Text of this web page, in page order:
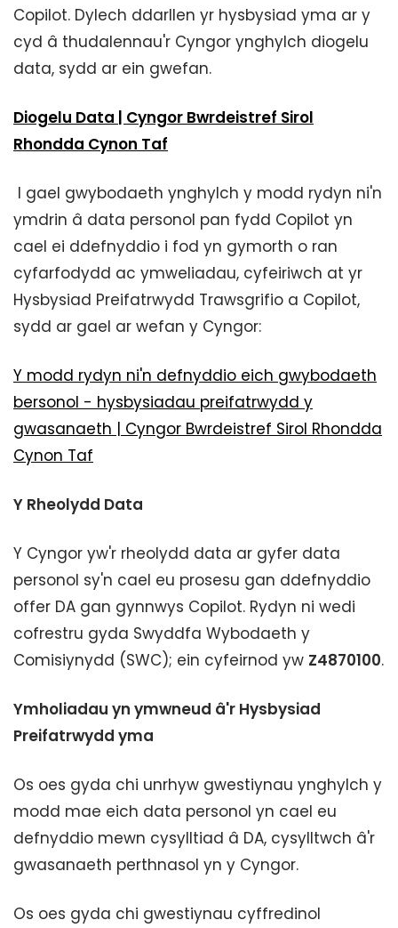
Copilot. Dylech ddarllen yr hysbysiad yma ar y
cyd â thudalennau'r Cyngor ynghylch diogelu
data, sydd ar ein gwefan.
Diogelu Data | Cyngor Bwrdeistref Sirol
Rhondda Cynon Taf
I gael gwybodaeth ynghylch y modd rydyn ni'n
ymdrin â data personol pan fydd Copilot yn
cael ei ddefnyddio i fod yn gymorth o ran
cyfarfodydd ac ymweliadau, cyfeiriwch at yr
Hysbysiad Preifatrwydd Trawsgrifio a Copilot,
sydd ar gael ar wefan y Cyngor:
Y modd rydyn ni'n defnyddio eich gwybodaeth
bersonol - hysbysiadau preifatrwydd y
gwasanaeth | Cyngor Bwrdeistref Sirol Rhondda
Cynon Taf
Y Rheolydd Data
Y Cyngor yw'r rheolydd data ar gyfer data
personol sy'n cael eu prosesu gan ddefnyddio
offer DA gan gynnwys Copilot. Rydyn ni wedi
cofrestru gyda Swyddfa Wybodaeth y
Comisiynydd (SWC); ein cyfeirnod yw Z4870100.
Ymholiadau yn ymwneud â'r Hysbysiad
Preifatrwydd yma
Os oes gyda chi unrhyw gwestiynau ynghylch y
modd mae eich data personol yn cael eu
defnyddio mewn cysylltiad â DA, cysylltwch â'r
gwasanaeth perthnasol yn y Cyngor.
Os oes gyda chi gwestiynau cyffredinol